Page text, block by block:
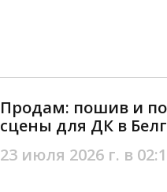
Продам: пошив и
сцены для ДК в
23 июля 2026 г. в